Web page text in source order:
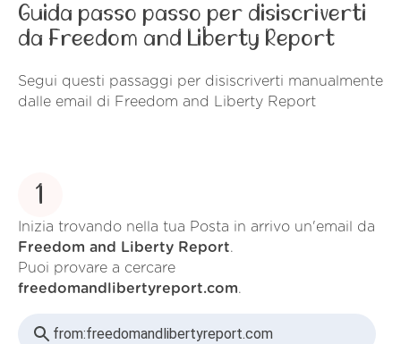
Guida passo passo per disiscriverti
da Freedom and Liberty Report
Segui questi passaggi per disiscriverti manualmente
dalle email di Freedom and Liberty Report
1
Inizia trovando nella tua Posta in arrivo un'email da
Freedom and Liberty Report.
Puoi provare a cercare
freedomandlibertyreport.com.
from:freedomandlibertyreport.com